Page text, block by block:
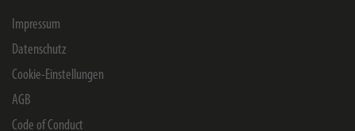
Impressum
Datenschutz
Cookie-Einstellungen
AGB
Code of Conduct